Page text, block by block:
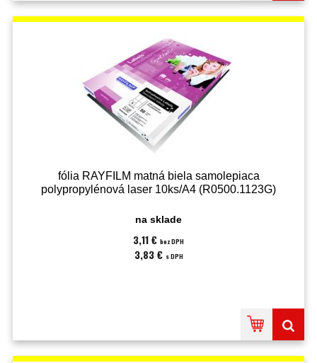
fólia RAYFILM matná biela samolepiaca
polypropylénová laser 10ks/A4 (R0500.1123G)
na sklade
3,11 € bez DPH
3,83 € s DPH